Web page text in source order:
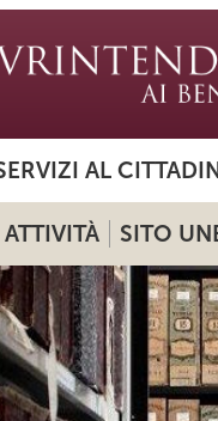
AL
ATTIVITÀ SITO